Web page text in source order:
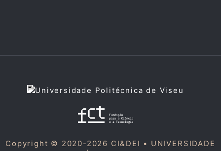
Copyright © 2020-2026 CI&DEI • UNIVERSIDADE